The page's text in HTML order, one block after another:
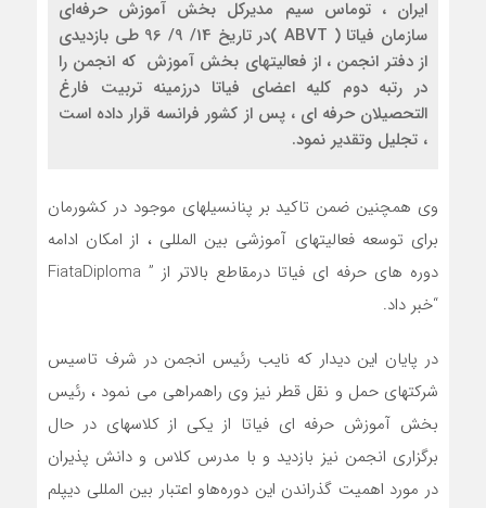
ایران ، توماس سيم مديركل بخش آموزش حرفه‌اي
سازمان فياتا ( ABVT )در تاريخ 14/ 9/ 96 طي بازديدي
از دفتر انجمن ، از فعاليتهاي بخش آموزش كه انجمن را
در رتبه دوم كليه اعضاي فياتا درزمينه تربيت فارغ
التحصيلان حرفه اي ، پس از كشور فرانسه قرار داده است
، تجليل وتقدير نمود.
وي همچنين ضمن تاكيد بر پنانسيلهاي موجود در كشورمان
براي توسعه فعاليتهاي آموزشي بين المللي ، از امكان ادامه
دوره هاي حرفه اي فياتا درمقاطع بالاتر از ” FiataDiploma
“خبر داد.
در پايان اين ديدار كه نايب رئيس انجمن در شرف تاسيس
شركتهاي حمل و نقل قطر نيز وي راهمراهي مي نمود ، رئيس
بخش آموزش حرفه اي فياتا از يكي از كلاسهاي در حال
برگزاري انجمن نيز بازديد و با مدرس كلاس و دانش پذيران
در مورد اهميت گذراندن اين دوره‌هاو اعتبار بين المللي ديپلم